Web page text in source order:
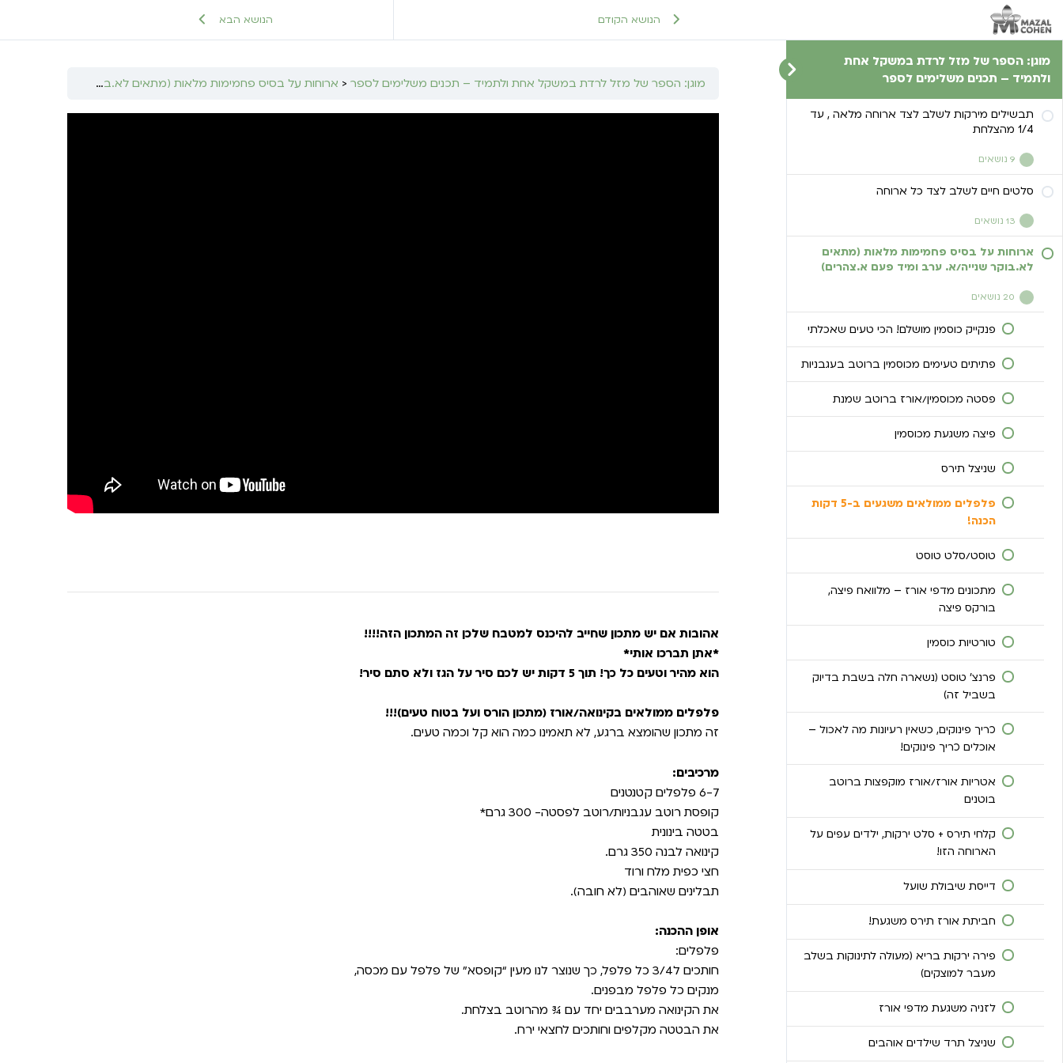
מוגן: הספר של מזל לרדת במשקל אחת
ולתמיד – תכנים משלימים לספר
תבשילים מירקות לשלב לצד ארוחה מלאה , עד
1/4 מהצלחת
9 נושאים
כרובית/שעועית/ברוקולי וכו בקרם
אנטי פסטי מדהים עם טריק בצי’ק
להפחתת השמן
צי’פס בטטה מתובל – טעים בטירוף!
צי’פס קולרבי גזר וסלרי היסטרי
ירקות מוקפצים ברוטב סיני
ספגטי קישואים – מתכון מדהים
סטייק כרוב סגול
ברוקולי/כרובית בקרם שמנת! טעים
ממש!!!
בטטת פינוקים!
סלטים חיים לשלב לצד כל ארוחה
13 נושאים
סלט מלפפונים בצי’ק! טעים ומרענן!
סלק סלק קליל ובריא!
סלט כרוב לבן
סלט פלפלים בצבעים
מקלות סלרי שורפות שומן
סלט מיקי סופר פוד
ארוחות על בסיס פחמימות מלאות (מתאים
לא.בוקר שנייה/א. ערב ומיד פעם א.צהרים)
20 נושאים
פנקייק כוסמין מושלם! הכי טעים שאכלתי
פתיתים טעימים מכוסמין ברוטב בעגבניות
פסטה מכוסמין/אורז ברוטב שמנת
פיצה משגעת מכוסמין
שניצל תירס
פלפלים ממולאים משגעים ב-5 דקות
הכנה!
טוסט/סלט טוסט
מתכונים מדפי אורז – מלוואח פיצה,
בורקס פיצה
טורטיות כוסמין
פרנצ’ טוסט (נשארה חלה בשבת בדיוק
בשביל זה)
כריך פינוקים, כשאין רעיונות מה לאכול –
אוכלים כריך פינוקים!
אטריות אורז/אורז מוקפצות ברוטב
בוטנים
קלחי תירס + סלט ירקות, ילדים עפים על
הארוחה הזו!
דייסת שיבולת שועל
חביתת אורז תירס משגעת!
פירה ירקות בריא (מעולה לתינוקות בשלב
מעבר למוצקים)
לזניה משגעת מדפי אורז
שניצל תרד שילדים אוהבים
הנושא הקודם הנושא הבא
מוגן: הספר של מזל לרדת במשקל אחת ולתמיד – תכנים משלימים לספר ארוחות על בסיס פחמימות מלאות (מתאים לא.בוקר שנייה/א. ערב ומיד פעם א.צהרים)
אהובות אם יש מתכון שחייב להיכנס למטבח שלכן זה המתכון הזה!!!!
*אתן תברכו אותי*
הוא מהיר וטעים כל כך! תוך 5 דקות יש לכם סיר על הגז ולא סתם סיר!
פלפלים ממולאים בקינואה/אורז (מתכון הורס ועל בטוח טעים)!!!
זה מתכון שהומצא ברגע, לא תאמינו כמה הוא קל וכמה טעים.
מרכיבים:
6-7 פלפלים קטנטנים
קופסת רוטב עגבניות/רוטב לפסטה- 300 גרם*
בטטה בינונית
קינואה לבנה 350 גרם.
חצי כפית מלח ורוד
תבלינים שאוהבים (לא חובה).
אופן ההכנה:
פלפלים:
חותכים ל3/4 כל פלפל, כך שנוצר לנו מעין “קופסא” של פלפל עם מכסה,
מנקים כל פלפל מבפנים.
את הקינואה מערבבים יחד עם ¾ מהרוטב בצלחת.
את הבטטה מקלפים וחותכים לחצאי ירח.